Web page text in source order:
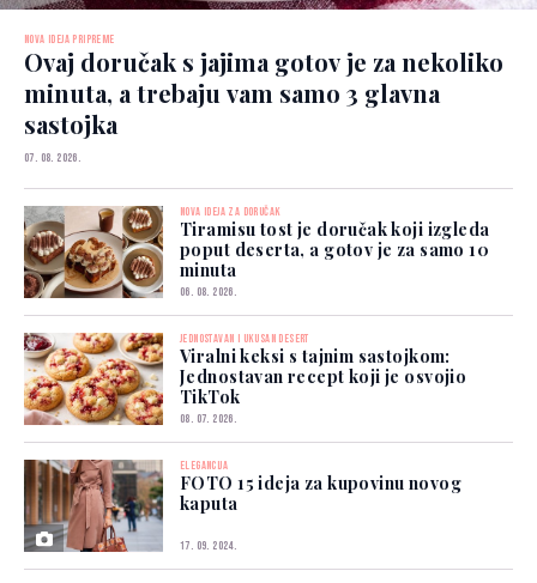
NOVA IDEJA PRIPREME
Ovaj doručak s jajima gotov je za nekoliko
minuta, a trebaju vam samo 3 glavna
sastojka
07. 08. 2026.
NOVA IDEJA ZA DORUČAK
Tiramisu tost je doručak koji izgleda
poput deserta, a gotov je za samo 10
minuta
06. 08. 2026.
JEDNOSTAVAN I UKUSAN DESERT
Viralni keksi s tajnim sastojkom:
Jednostavan recept koji je osvojio
TikTok
08. 07. 2026.
ELEGANCIJA
FOTO 15 ideja za kupovinu novog
kaputa
17. 09. 2024.